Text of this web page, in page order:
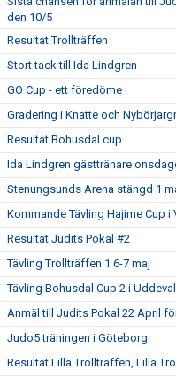
den 10/5
Resultat Trollträffen
Stort tack till Ida Lindgren
GO Cup - ett föredöme
Gradering i Knatte och
Resultat Bohusdal cup.
Ida Lindgren gästtränare
Stenungsunds Arena stängd 1
Kommande Tävling Hajime Cup i
Resultat Judits Pokal #2
Tävling Trollträffen 1 6-7 maj
Tävling Bohusdal Cup 2 i
Anmäl till Judits Pokal 22 April
Judo5 träningen i Göteborg
Resultat Lilla Trollträffen, Lilla